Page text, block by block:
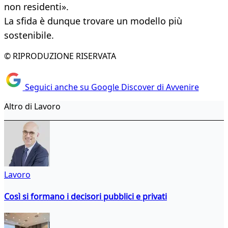
non residenti».
La sfida è dunque trovare un modello più
sostenibile.
© RIPRODUZIONE RISERVATA
Seguici anche su Google Discover di Avvenire
Altro di Lavoro
Lavoro
Così si formano i decisori pubblici e privati